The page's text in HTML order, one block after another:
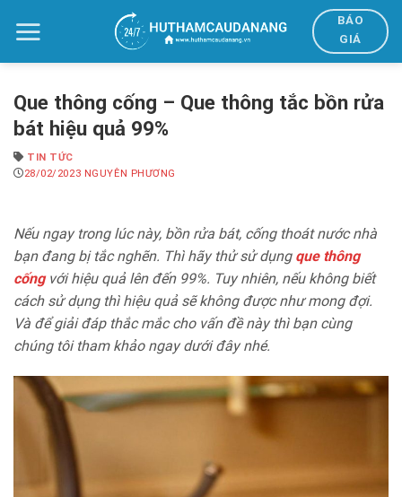
qua
BÁO
GIÁ
Que thông cống – Que thông tắc bồn rửa
bát hiệu quả 99%
TIN TỨC
28/02/2023 NGUYÊN PHƯƠNG
Nếu ngay trong lúc này, bồn rửa bát, cống thoát nước nhà
bạn đang bị tắc nghẽn. Thì hãy thử sử dụng que thông
cốngvới hiệu quả lên đến 99%. Tuy nhiên, nếu không biết
cách sử dụng thì hiệu quả sẽ không được như mong đợi.
Và để giải đáp thắc mắc cho vấn đề này thì bạn cùng
chúng tôi tham khảo ngay dưới đây nhé.